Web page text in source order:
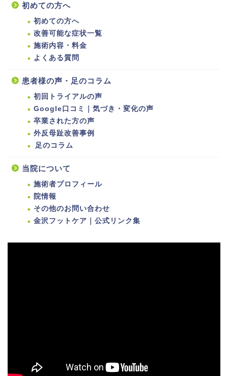
初めての方へ
初めての方へ
改善可能な症状一覧
施術内容・料金
よくある質問
患者様の声・足のコラム
初回トライアルの声
Google口コミ｜気づき・変化の声
卒業された方の声
外反母趾改善事例
足のコラム
当院について
施術者プロフィール
院情報
その他のお問い合わせ
金沢フットケア｜公式リンク集